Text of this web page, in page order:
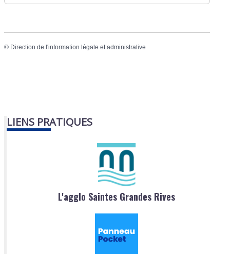
© Direction de l'information légale et administrative
LIENS PRATIQUES
L'agglo Saintes Grandes Rives